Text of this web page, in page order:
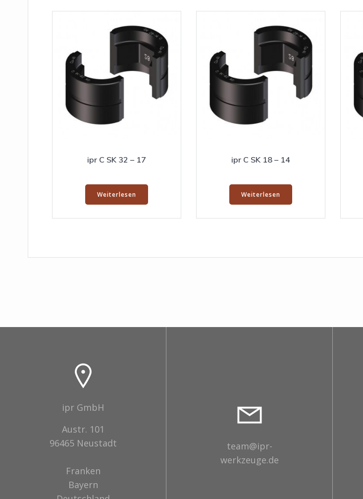
ipr C SK 32 – 17
Weiterlesen
ipr C SK 18 – 14
Weiterlesen
ipr GmbH
Austr. 101
96465 Neustadt
Franken
Bayern
team@ipr-
werkzeuge.de